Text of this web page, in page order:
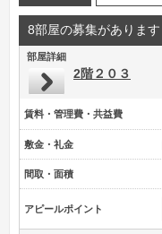
8部屋の募集があります
部屋詳細
2階２０３
賃料・管理費・共益費
敷金・礼金
間取・面積
アピールポイント